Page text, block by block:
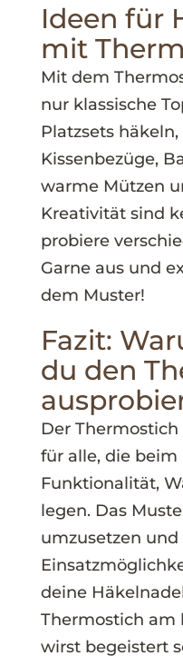
Ideen für
mit
Mit dem
nur klassische
Platzsets
Kissenbezüge,
warme Mützen
Kreativität sind
probiere
Garne aus und
dem Muster!
Fazit:
du den
Der
für alle, die
Funktionalität,
legen. Das
umzusetzen
deine
Thermostich am
wirst begeistert